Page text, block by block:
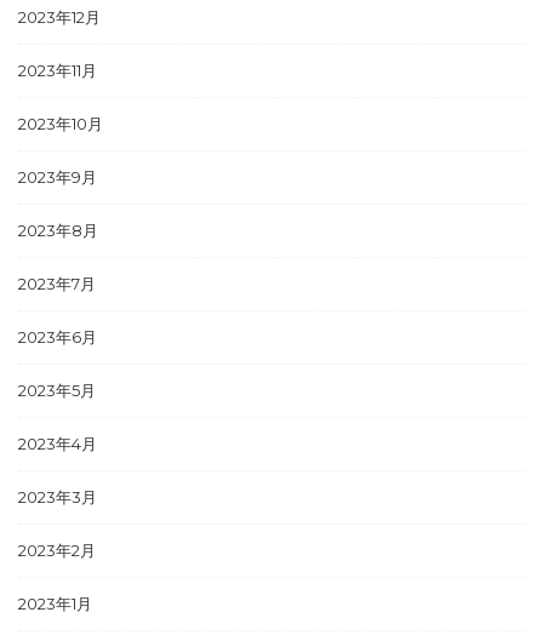
2023年12月
2023年11月
2023年10月
2023年9月
2023年8月
2023年7月
2023年6月
2023年5月
2023年4月
2023年3月
2023年2月
2023年1月